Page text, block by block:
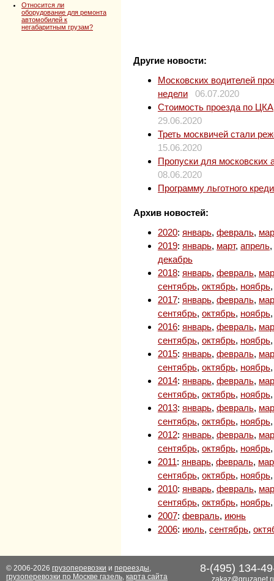
Относится ли
оборудование для ремонта
автомобилей к
негабаритным грузам?
Другие новости:
Московских водителей
недели
06.07.2020
Стоимость проезда по
29.06.2020
Треть москвичей стали
15.06.2020
Пропуски для московских
08.06.2020
Программу льготного
Архив новостей:
2020: январь, февраль,
2019: январь, март, апрель,
декабрь
2018: январь, февраль,
сентябрь, октябрь, ноябрь
2017: январь, февраль,
сентябрь, октябрь, ноябрь
2016: январь, февраль,
сентябрь, октябрь, ноябрь
2015: январь, февраль,
сентябрь, октябрь, ноябрь
2014: январь, февраль,
сентябрь, октябрь, ноябрь
2013: январь, февраль,
сентябрь, октябрь, ноябрь
2012: январь, февраль,
сентябрь, октябрь, ноябрь
2011: январь, февраль,
сентябрь, октябрь, ноябрь
2010: январь, февраль,
сентябрь, октябрь, ноябрь
2007: февраль, июнь
2006: июль, сентябрь,
© 2006-2026 грузоперевозки и переезды,
грузоперевозки по Москве газель, карта сайта
8-(495) 134-